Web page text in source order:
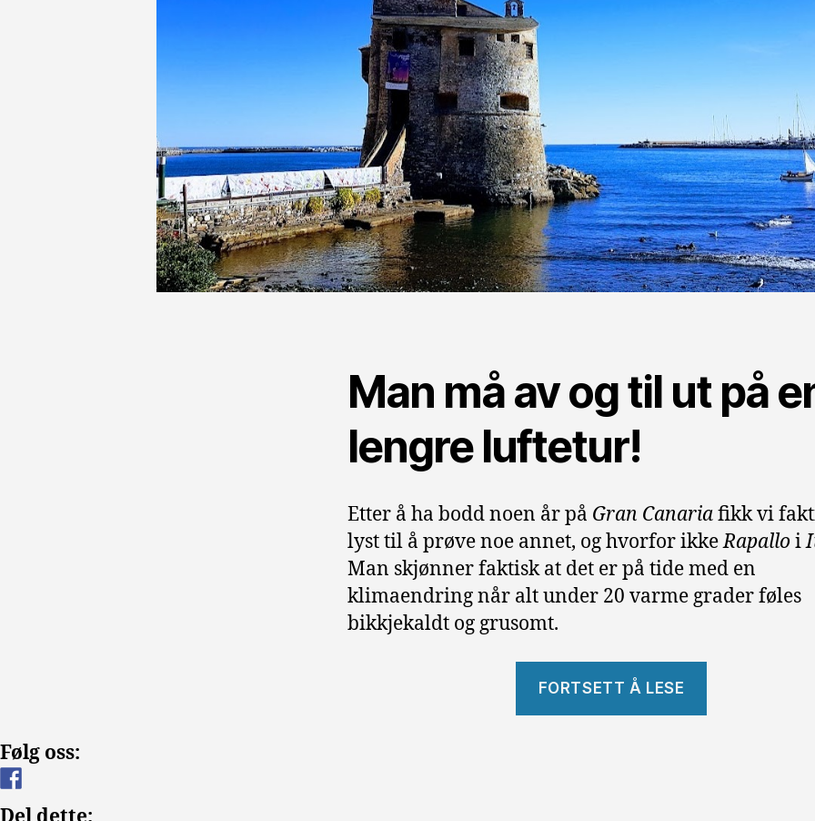
Man må av og til ut på
lengre luftetur!
Etter å ha bodd noen år på Gran Canariafikk vi
lyst til å prøve noe annet, og hvorfor ikkeRapalloi
Man skjønner faktisk at det er på tide med en
klimaendring når alt under 20 varme grader føles
bikkjekaldt og grusomt.
FORTSETT Å LESE
Følg oss: